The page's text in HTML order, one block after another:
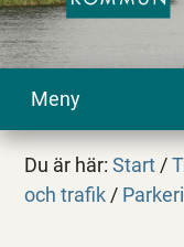
Meny
Du är här:Start /
och trafik /